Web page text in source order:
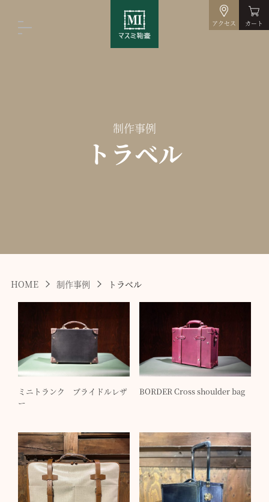
アクセス カート
制作事例
トラベル
HOME 制作事例 トラベル
ミニトランク ブライドルレザ
ー
BORDER Cross shoulder bag